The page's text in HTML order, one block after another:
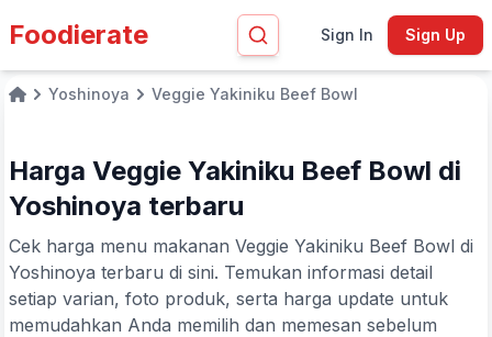
Foodierate Sign In Sign Up
Home Yoshinoya Veggie Yakiniku Beef Bowl
Harga Veggie Yakiniku Beef Bowl di
Yoshinoya terbaru
Cek harga menu makanan Veggie Yakiniku Beef Bowl di
Yoshinoya terbaru di sini. Temukan informasi detail
setiap varian, foto produk, serta harga update untuk
memudahkan Anda memilih dan memesan sebelum